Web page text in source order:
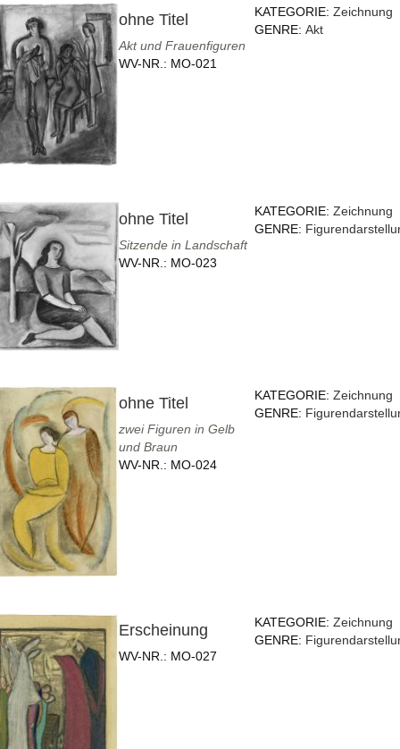
ohne Titel
Akt und Frauenfiguren
WV-NR.: MO-021
KATEGORIE:Zeichnung
GENRE:Akt
ohne Titel
Sitzende in Landschaft
WV-NR.: MO-023
KATEGORIE:Zeichnung
GENRE:
ohne Titel
zwei Figuren in Gelb
und Braun
WV-NR.: MO-024
KATEGORIE:Zeichnung
GENRE:
Erscheinung
WV-NR.: MO-027
KATEGORIE:Zeichnung
GENRE: